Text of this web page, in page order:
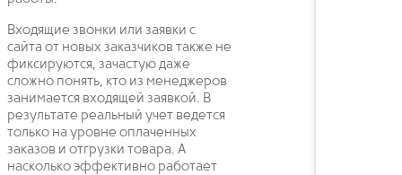
Входящие звонки или заявки с
сайта от новых заказчиков также не
фиксируются, зачастую даже
сложно понять, кто из менеджеров
занимается входящей заявкой. В
результате реальный учет ведется
только на уровне оплаченных
заказов и отгрузки товара. А
насколько эффективно работает